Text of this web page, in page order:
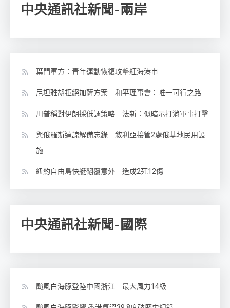
中央通訊社新聞-兩岸
葉門軍方：青年運動恢復攻擊紅海港市
尼坦雅胡拒絕加薩方案 和平理事會：唯一可行之路
川普稱對伊朗採低調策略 法新：似暗示打消軍事打擊
與俄羅斯達諒解備忘錄 敘利亞接管2處俄基地民用設
施
紐約自由島快艇翻覆意外 造成2死12傷
中央通訊社新聞-國際
颱風白海豚登陸中國浙江 最大風力14級